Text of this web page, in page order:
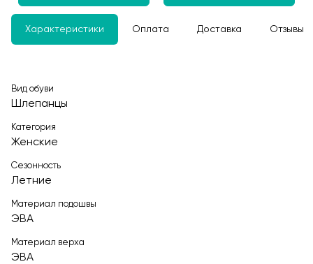
Характеристики Оплата Доставка Отзывы
Вид обуви
Шлепанцы
Категория
Женские
Сезонность
Летние
Материал подошвы
ЭВА
Материал верха
ЭВА